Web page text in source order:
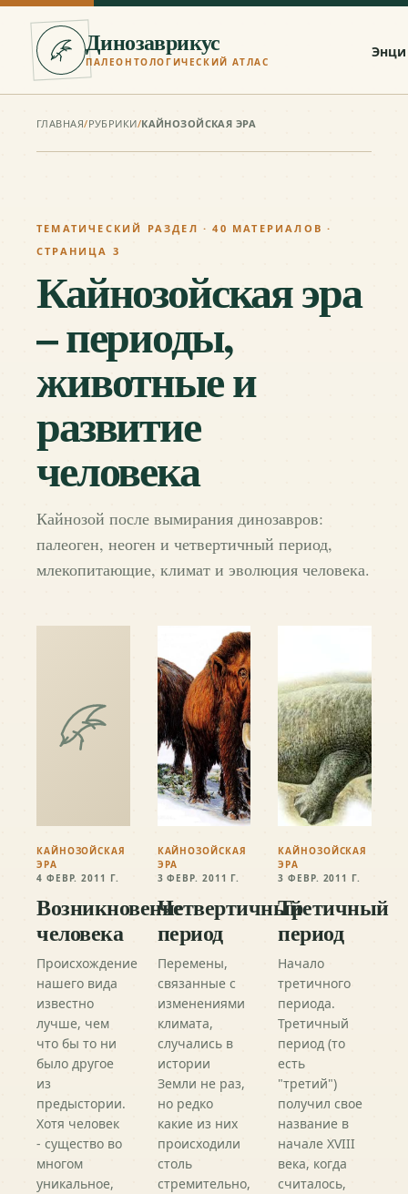
Динозаврикус
ПАЛЕОНТОЛОГИЧЕСКИЙ АТЛАС
ГЛАВНАЯ/РУБРИКИ/КАЙНОЗОЙСКАЯ ЭРА
ТЕМАТИЧЕСКИЙ РАЗДЕЛ ·40 МАТЕРИАЛОВ ·
СТРАНИЦА 3
Кайнозойская эра
– периоды,
животные и
развитие
человека
Кайнозой после вымирания динозавров:
палеоген, неоген и четвертичный период,
млекопитающие, климат и эволюция человека.
КАЙНОЗОЙСКАЯ
ЭРА
4 ФЕВР. 2011 Г.
Возникновение
человека
Происхождение
нашего вида
известно
лучше, чем
что бы то ни
было другое
из
предыстории.
Хотя человек
- существо во
многом
уникальное,
КАЙНОЗОЙСКАЯ
ЭРА
3 ФЕВР. 2011 Г.
Четвертичный
период
Перемены,
связанные с
изменениями
климата,
случались в
истории
Земли не раз,
но редко
какие из них
происходили
столь
стремительно,
КАЙНОЗОЙСКАЯ
ЭРА
3 ФЕВР. 2011 Г.
Третичный
период
Начало
третичного
периода.
Третичный
период (то
есть
"третий")
получил свое
название в
начале XVIII
века, когда
считалось,